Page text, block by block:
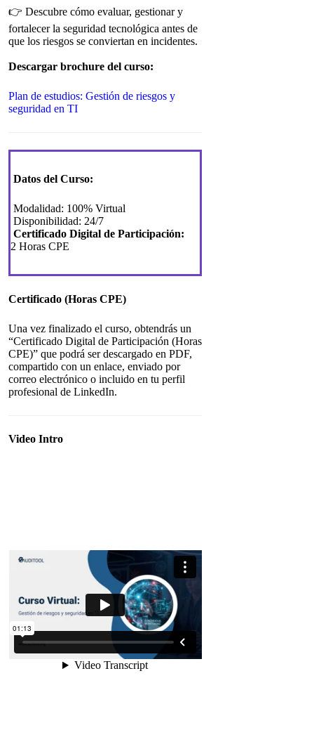
👉 Descubre cómo evaluar, gestionar y
fortalecer la seguridad tecnológica antes de
que los riesgos se conviertan en incidentes.
Descargar brochure del curso:
Plan de estudios: Gestión de riesgos y
seguridad en TI
Datos del Curso:
Modalidad: 100% Virtual
Disponibilidad: 24/7
Certificado Digital de Participación:
2 Horas CPE
Certificado (Horas CPE)
Una vez finalizado el curso, obtendrás un
“Certificado Digital de Participación (Horas
CPE)” que podrá ser descargado en PDF,
compartido con un enlace, enviado por
correo electrónico o incluido en tu perfil
profesional de LinkedIn.
Video Intro